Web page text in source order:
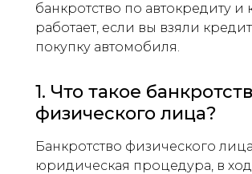
банкротство по автокредиту и
работает, если вы взяли
покупку автомобиля.
1. Что такое
физического лица?
Банкротство физического
юридическая процедура, в